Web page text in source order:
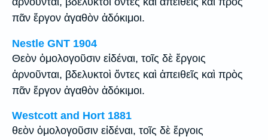
πᾶν ἔργον ἀγαθὸν ἀδόκιμοι.
Nestle GNT 1904
Θεὸν ὁμολογοῦσιν εἰδέναι, τοῖς δὲ ἔργοις
ἀρνοῦνται, βδελυκτοὶ ὄντες καὶ ἀπειθεῖς καὶ πρὸς
πᾶν ἔργον ἀγαθὸν ἀδόκιμοι.
Westcott and Hort 1881
θεὸν ὁμολογοῦσιν εἰδέναι, τοῖς δὲ ἔργοις